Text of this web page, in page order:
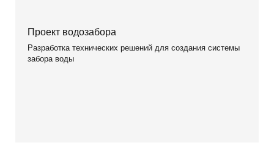
Проект водозабора
Разработка технических решений для создания системы
забора воды